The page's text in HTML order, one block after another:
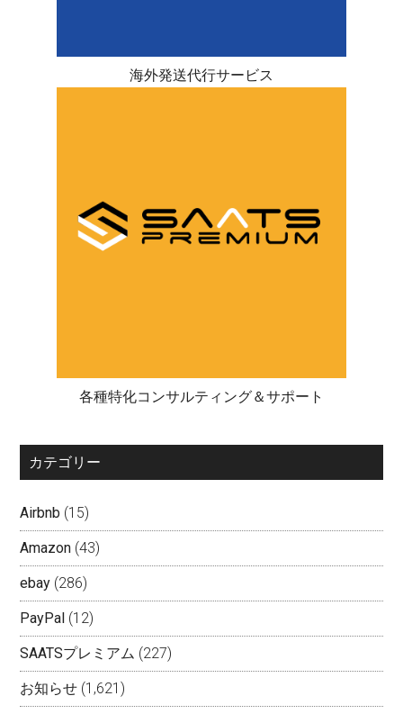
海外発送代行サービス
各種特化コンサルティング＆サポート
カテゴリー
Airbnb (15)
Amazon (43)
ebay (286)
PayPal (12)
SAATSプレミアム (227)
お知らせ (1,621)